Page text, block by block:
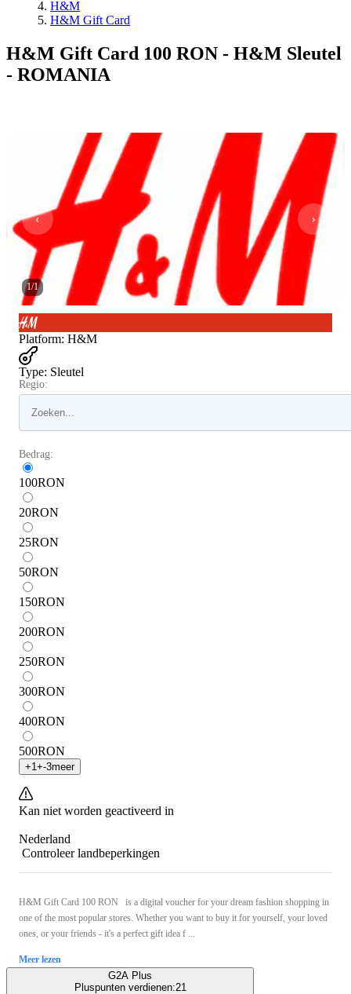
H&M
H&M Gift Card
H&M Gift Card 100 RON - H&M Sleutel
- ROMANIA
1/1
Platform: H&M
Type: Sleutel
Regio:
Bedrag:
100RON
20RON
25RON
50RON
150RON
200RON
250RON
300RON
400RON
500RON
+1 +-3meer
Kan niet worden geactiveerd in
Nederland
Controleer landbeperkingen
H&M Gift Card 100 RON is a digital voucher for your dream fashion shopping in
one of the most popular stores. Whether you want to buy it for yourself, your loved
ones, or your friends - it's a perfect gift idea f ...
Meer lezen
G2A Plus
Pluspunten verdienen:21